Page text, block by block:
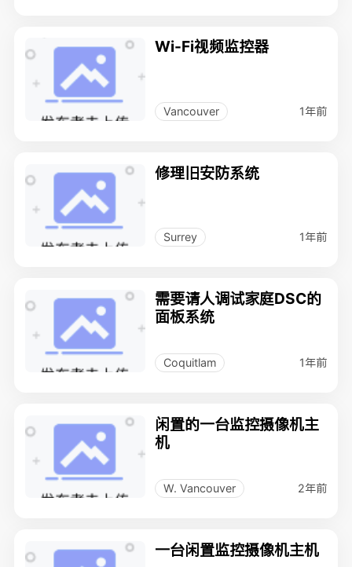
Wi-Fi视频监控器
Vancouver 1年前
修理旧安防系统
Surrey 1年前
需要请人调试家庭DSC的
面板系统
Coquitlam 1年前
闲置的一台监控摄像机主
机
W. Vancouver 2年前
一台闲置监控摄像机主机